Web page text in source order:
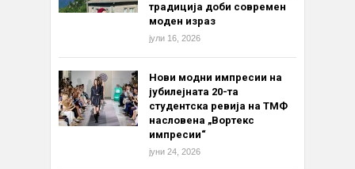
традиција доби современ
моден израз
јули 16, 2026
Нови модни импресии на
јубилејната 20-та
студентска ревија на ТМФ
насловена „Вортекс
импресии“
јуни 24, 2026